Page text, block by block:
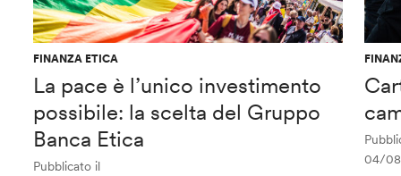
FINANZA ETICA
La pace è l’unico investimento
possibile: la scelta del Gruppo
Banca Etica
Pubblicato il
04/